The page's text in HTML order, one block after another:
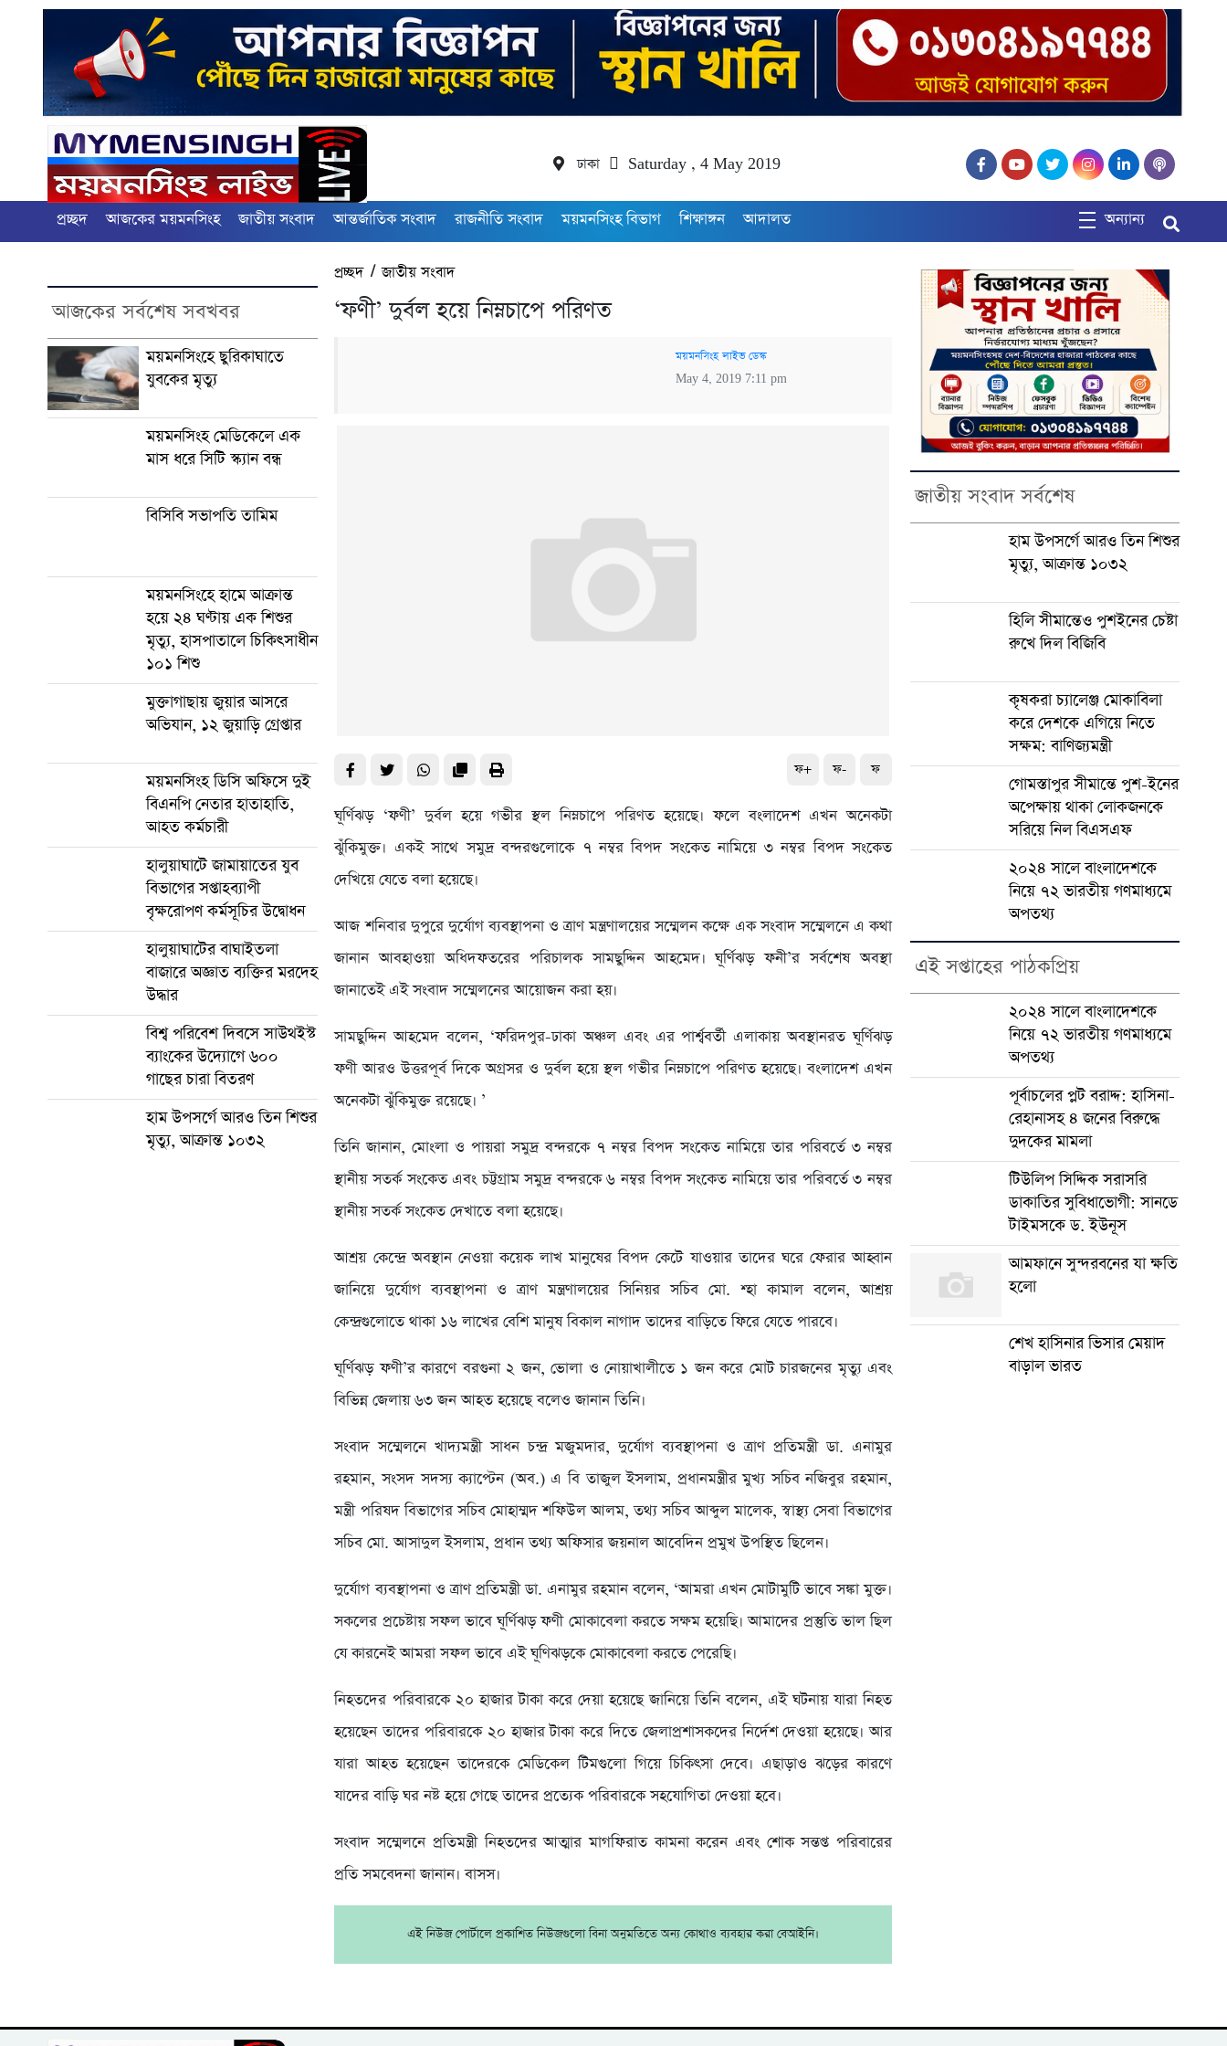
ঢাকা Saturday , 4 May 2019
প্রচ্ছদ আজকের ময়মনসিংহ জাতীয় সংবাদ আন্তর্জাতিক সংবাদ রাজনীতি সংবাদ ময়মনসিংহ বিভাগ শিক্ষাঙ্গন আদালত অন্যান্য
আজকের সর্বশেষ সবখবর
ময়মনসিংহে ছুরিকাঘাতে
যুবকের মৃত্যু
ময়মনসিংহ মেডিকেলে এক
মাস ধরে সিটি স্ক্যান বন্ধ
বিসিবি সভাপতি তামিম
ময়মনসিংহে হামে আক্রান্ত
হয়ে ২৪ ঘণ্টায় এক শিশুর
মৃত্যু, হাসপাতালে চিকিৎসাধীন
১০১ শিশু
মুক্তাগাছায় জুয়ার আসরে
অভিযান, ১২ জুয়াড়ি গ্রেপ্তার
ময়মনসিংহ ডিসি অফিসে দুই
বিএনপি নেতার হাতাহাতি,
আহত কর্মচারী
হালুয়াঘাটে জামায়াতের যুব
বিভাগের সপ্তাহব্যাপী
বৃক্ষরোপণ কর্মসূচির উদ্বোধন
হালুয়াঘাটের বাঘাইতলা
বাজারে অজ্ঞাত ব্যক্তির মরদেহ
উদ্ধার
বিশ্ব পরিবেশ দিবসে সাউথইস্ট
ব্যাংকের উদ্যোগে ৬০০
গাছের চারা বিতরণ
হাম উপসর্গে আরও তিন শিশুর
মৃত্যু, আক্রান্ত ১০৩২
প্রচ্ছদ/জাতীয় সংবাদ
‘ফণী’ দুর্বল হয়ে নিম্নচাপে পরিণত
ময়মনসিংহ লাইভ ডেস্ক
May 4, 2019 7:11 pm
ফ+ ফ- ফ
ঘূর্ণিঝড় ‘ফণী’ দুর্বল হয়ে গভীর স্থল নিম্নচাপে পরিণত হয়েছে। ফলে বংলাদেশ এখন অনেকটা
ঝুঁকিমুক্ত। একই সাথে সমুদ্র বন্দরগুলোকে ৭ নম্বর বিপদ সংকেত নামিয়ে ৩ নম্বর বিপদ সংকেত
দেখিয়ে যেতে বলা হয়েছে।
আজ শনিবার দুপুরে দুর্যোগ ব্যবস্থাপনা ও ত্রাণ মন্ত্রণালয়ের সম্মেলন কক্ষে এক সংবাদ সম্মেলনে এ কথা
জানান আবহাওয়া অধিদফতরের পরিচালক সামছুদ্দিন আহমেদ। ঘূর্ণিঝড় ফনী’র সর্বশেষ অবস্থা
জানাতেই এই সংবাদ সম্মেলনের আয়োজন করা হয়।
সামছুদ্দিন আহমেদ বলেন, ‘ফরিদপুর-ঢাকা অঞ্চল এবং এর পার্শ্ববর্তী এলাকায় অবস্থানরত ঘূর্ণিঝড়
ফণী আরও উত্তরপূর্ব দিকে অগ্রসর ও দুর্বল হয়ে স্থল গভীর নিম্নচাপে পরিণত হয়েছে। বংলাদেশ এখন
অনেকটা ঝুঁকিমুক্ত রয়েছে। ’
তিনি জানান, মোংলা ও পায়রা সমুদ্র বন্দরকে ৭ নম্বর বিপদ সংকেত নামিয়ে তার পরিবর্তে ৩ নম্বর
স্থানীয় সতর্ক সংকেত এবং চট্টগ্রাম সমুদ্র বন্দরকে ৬ নম্বর বিপদ সংকেত নামিয়ে তার পরিবর্তে ৩ নম্বর
স্থানীয় সতর্ক সংকেত দেখাতে বলা হয়েছে।
আশ্রয় কেন্দ্রে অবস্থান নেওয়া কয়েক লাখ মানুষের বিপদ কেটে যাওয়ার তাদের ঘরে ফেরার আহ্বান
জানিয়ে দুর্যোগ ব্যবস্থাপনা ও ত্রাণ মন্ত্রণালয়ের সিনিয়র সচিব মো. শ্হা কামাল বলেন, আশ্রয়
কেন্দ্রগুলোতে থাকা ১৬ লাখের বেশি মানুষ বিকাল নাগাদ তাদের বাড়িতে ফিরে যেতে পারবে।
ঘূর্ণিঝড় ফণী’র কারণে বরগুনা ২ জন, ভোলা ও নোয়াখালীতে ১ জন করে মোট চারজনের মৃত্যু এবং
বিভিন্ন জেলায় ৬৩ জন আহত হয়েছে বলেও জানান তিনি।
সংবাদ সম্মেলনে খাদ্যমন্ত্রী সাধন চন্দ্র মজুমদার, দুর্যোগ ব্যবস্থাপনা ও ত্রাণ প্রতিমন্ত্রী ডা. এনামুর
রহমান, সংসদ সদস্য ক্যাপ্টেন (অব.) এ বি তাজুল ইসলাম, প্রধানমন্ত্রীর মুখ্য সচিব নজিবুর রহমান,
মন্ত্রী পরিষদ বিভাগের সচিব মোহাম্মদ শফিউল আলম, তথ্য সচিব আব্দুল মালেক, স্বাস্থ্য সেবা বিভাগের
সচিব মো. আসাদুল ইসলাম, প্রধান তথ্য অফিসার জয়নাল আবেদিন প্রমুখ উপস্থিত ছিলেন।
দুর্যোগ ব্যবস্থাপনা ও ত্রাণ প্রতিমন্ত্রী ডা. এনামুর রহমান বলেন, ‘আমরা এখন মোটামুটি ভাবে সঙ্কা মুক্ত।
সকলের প্রচেষ্টায় সফল ভাবে ঘূর্ণিঝড় ফণী মোকাবেলা করতে সক্ষম হয়েছি। আমাদের প্রস্তুতি ভাল ছিল
যে কারনেই আমরা সফল ভাবে এই ঘূণিঝড়কে মোকাবেলা করতে পেরেছি।
নিহতদের পরিবারকে ২০ হাজার টাকা করে দেয়া হয়েছে জানিয়ে তিনি বলেন, এই ঘটনায় যারা নিহত
হয়েছেন তাদের পরিবারকে ২০ হাজার টাকা করে দিতে জেলাপ্রশাসকদের নির্দেশ দেওয়া হয়েছে। আর
যারা আহত হয়েছেন তাদেরকে মেডিকেল টিমগুলো গিয়ে চিকিৎসা দেবে। এছাড়াও ঝড়ের কারণে
যাদের বাড়ি ঘর নষ্ট হয়ে গেছে তাদের প্রত্যেক পরিবারকে সহযোগিতা দেওয়া হবে।
সংবাদ সম্মেলনে প্রতিমন্ত্রী নিহতদের আত্মার মাগফিরাত কামনা করেন এবং শোক সন্তপ্ত পরিবারের
প্রতি সমবেদনা জানান। বাসস।
এই নিউজ পোর্টালে প্রকাশিত নিউজগুলো বিনা অনুমতিতে অন্য কোথাও ব্যবহার করা বেআইনি।
জাতীয় সংবাদ সর্বশেষ
হাম উপসর্গে আরও তিন শিশুর
মৃত্যু, আক্রান্ত ১০৩২
হিলি সীমান্তেও পুশইনের চেষ্টা
রুখে দিল বিজিবি
কৃষকরা চ্যালেঞ্জ মোকাবিলা
করে দেশকে এগিয়ে নিতে
সক্ষম: বাণিজ্যমন্ত্রী
গোমস্তাপুর সীমান্তে পুশ-ইনের
অপেক্ষায় থাকা লোকজনকে
সরিয়ে নিল বিএসএফ
২০২৪ সালে বাংলাদেশকে
নিয়ে ৭২ ভারতীয় গণমাধ্যমে
অপতথ্য
এই সপ্তাহের পাঠকপ্রিয়
২০২৪ সালে বাংলাদেশকে
নিয়ে ৭২ ভারতীয় গণমাধ্যমে
অপতথ্য
পূর্বাচলের প্লট বরাদ্দ: হাসিনা-
রেহানাসহ ৪ জনের বিরুদ্ধে
দুদকের মামলা
টিউলিপ সিদ্দিক সরাসরি
ডাকাতির সুবিধাভোগী: সানডে
টাইমসকে ড. ইউনূস
আমফানে সুন্দরবনের যা ক্ষতি
হলো
শেখ হাসিনার ভিসার মেয়াদ
বাড়াল ভারত